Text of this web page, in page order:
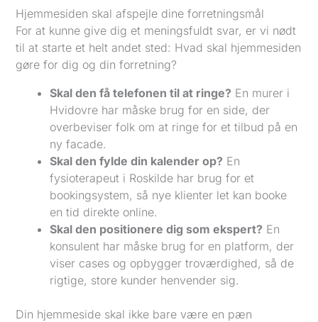
Hjemmesiden skal afspejle dine forretningsmål
For at kunne give dig et meningsfuldt svar, er vi nødt
til at starte et helt andet sted: Hvad skal hjemmesiden
gøre for dig og din forretning?
Skal den få telefonen til at ringe? En murer i
Hvidovre har måske brug for en side, der
overbeviser folk om at ringe for et tilbud på en
ny facade.
Skal den fylde din kalender op? En
fysioterapeut i Roskilde har brug for et
bookingsystem, så nye klienter let kan booke
en tid direkte online.
Skal den positionere dig som ekspert? En
konsulent har måske brug for en platform, der
viser cases og opbygger troværdighed, så de
rigtige, store kunder henvender sig.
Din hjemmeside skal ikke bare være en pæn